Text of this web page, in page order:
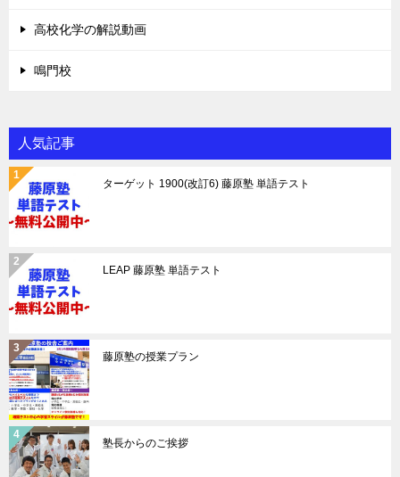
高校化学の解説動画
鳴門校
人気記事
ターゲット 1900(改訂6) 藤原塾 単語テスト
LEAP 藤原塾 単語テスト
藤原塾の授業プラン
塾長からのご挨拶